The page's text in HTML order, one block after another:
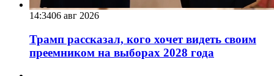
14:3406 авг 2026
Трамп рассказал, кого хочет видеть своим
преемником на выборах 2028 года